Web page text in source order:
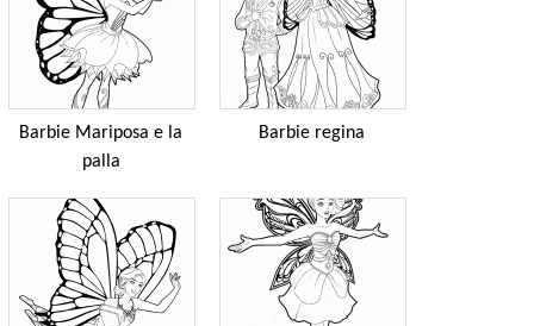
Barbie Mariposa e la
palla
Barbie regina